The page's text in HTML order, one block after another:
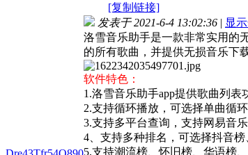
[复制链接]
发表于 2021-6-4 13:02:36 | 显
洛雪音乐助手是一款非常实用的
的所有歌曲，并提供无损音乐下
软件特色：
1.洛雪音乐助手app提供歌曲列
2.支持循环播放，可选择单曲循
3.支持多平台查询，支持网易音
4、支持多种排名，可选择抖音
5.支持潮流榜、怀旧榜、华语榜